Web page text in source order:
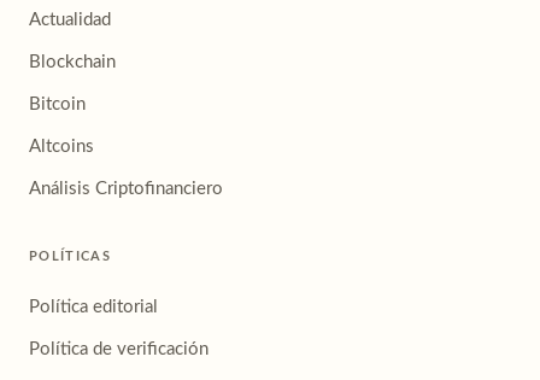
Actualidad
Blockchain
Bitcoin
Altcoins
Análisis Criptofinanciero
POLÍTICAS
Política editorial
Política de verificación